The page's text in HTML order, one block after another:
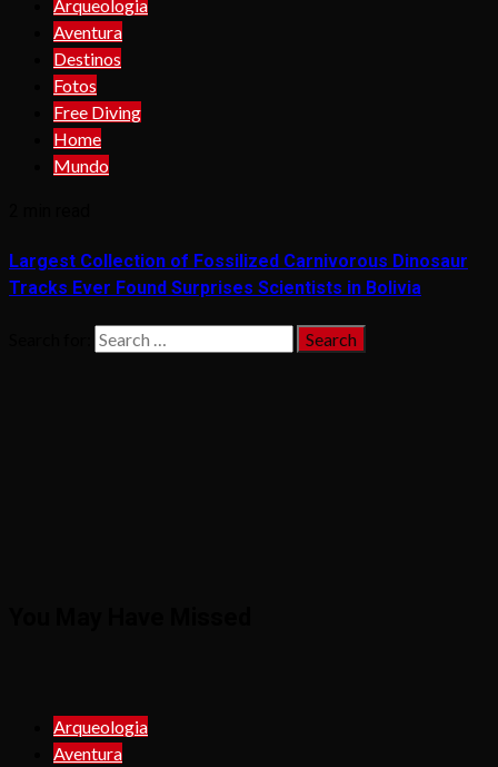
Arqueologia
Aventura
Destinos
Fotos
Free Diving
Home
Mundo
Largest Collection of Fossilized Carnivorous Dinosaur
Tracks Ever Found Surprises Scientists in Bolivia
Arqueologia
Aventura